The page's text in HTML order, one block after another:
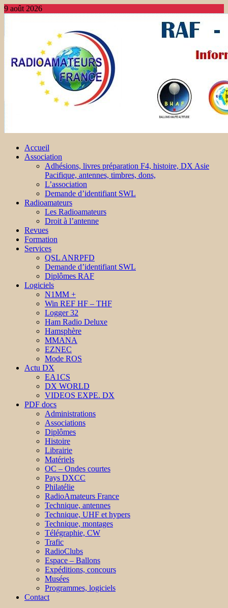
9 août 2026
Accueil
Association
Adhésions, livres préparation F4, histoire, DX Asie
Pacifique, antennes, timbres, dons,
L’association
Demande d’identifiant SWL
Radioamateurs
Les Radioamateurs
Droit à l’antenne
Revues
Formation
Services
QSL ANRPFD
Demande d’identifiant SWL
Diplômes RAF
Logiciels
N1MM +
Win REF HF – THF
Logger 32
Ham Radio Deluxe
Hamsphère
MMANA
EZNEC
Mode ROS
Actu DX
EA1CS
DX WORLD
VIDEOS EXPE. DX
PDF docs
Administrations
Associations
Diplômes
Histoire
Librairie
Matériels
OC – Ondes courtes
Pays DXCC
Philatélie
RadioAmateurs France
Technique, antennes
Technique, UHF et hypers
Technique, montages
Télégraphie, CW
Trafic
RadioClubs
Espace – Ballons
Expéditions, concours
Musées
Programmes, logiciels
Contact